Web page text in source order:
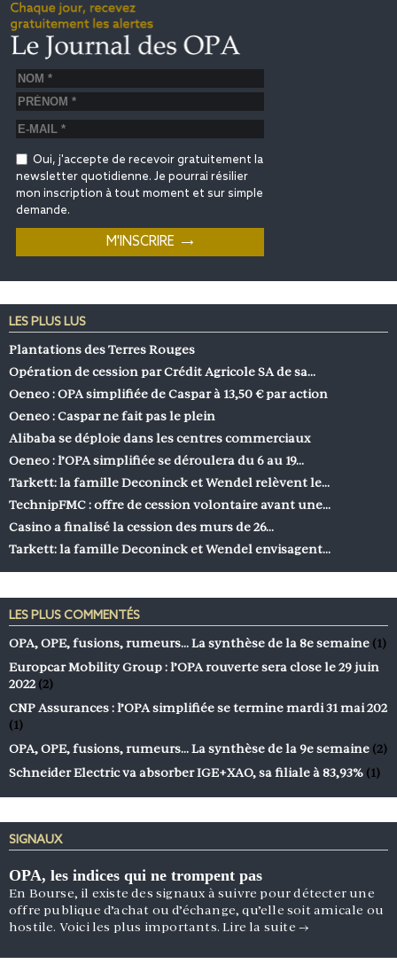
Oui, j'accepte de recevoir gratuitement la
newsletter quotidienne. Je pourrai résilier
mon inscription à tout moment et sur simple
demande.
LES PLUS LUS
Plantations des Terres Rouges
Opération de cession par Crédit Agricole SA de sa…
Oeneo : OPA simplifiée de Caspar à 13,50 € par action
Oeneo : Caspar ne fait pas le plein
Alibaba se déploie dans les centres commerciaux
Oeneo : l’OPA simplifiée se déroulera du 6 au 19…
Tarkett: la famille Deconinck et Wendel relèvent le…
TechnipFMC : offre de cession volontaire avant une…
Casino a finalisé la cession des murs de 26…
Tarkett: la famille Deconinck et Wendel envisagent…
LES PLUS COMMENTÉS
OPA, OPE, fusions, rumeurs… La synthèse de la 8e semaine (1)
Europcar Mobility Group : l’OPA rouverte sera close le 29 juin
2022 (2)
CNP Assurances : l’OPA simplifiée se termine mardi 31 mai 202
(1)
OPA, OPE, fusions, rumeurs… La synthèse de la 9e semaine (2)
Schneider Electric va absorber IGE+XAO, sa filiale à 83,93% (1)
SIGNAUX
OPA, les indices qui ne trompent pas
En Bourse, il existe des signaux à suivre pour détecter une
offre publique d’achat ou d’échange, qu’elle soit amicale ou
hostile. Voici les plus importants.Lire la suite →